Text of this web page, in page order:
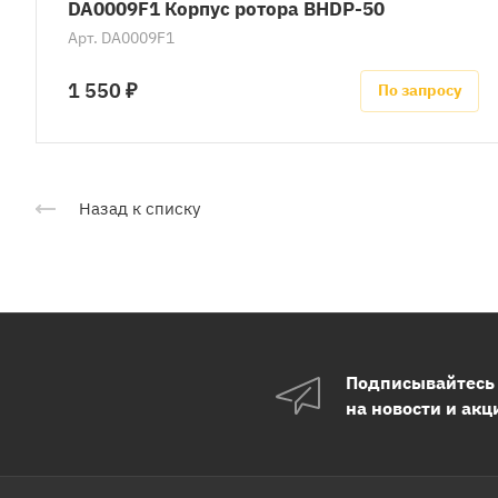
DA0009F1 Корпус ротора BHDP-50
Арт. DA0009F1
1 550 ₽ По запросу
Назад к списку
Подписывайтесь
на новости и